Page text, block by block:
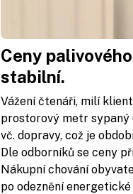
Ceny
stabilní.
Vážení čtenáři, milí
prostorový metr sypaný
vč. dopravy, což je
Dle odborníků se ceny
Nákupní chování
po odeznění